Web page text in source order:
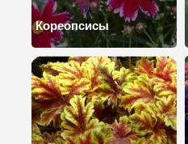
Кореопсисы